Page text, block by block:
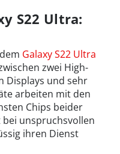
S22 Ultra:
Galaxy S22 Ultra
zwei High-
Displays und sehr
arbeiten mit den
Chips beider
unspruchsvollen
ihren Dienst